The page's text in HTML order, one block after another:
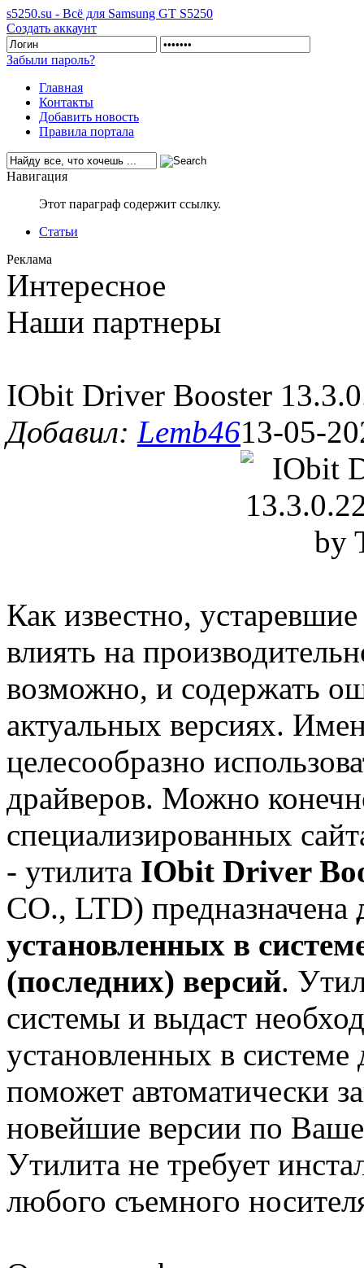
s5250.su - Всё для Samsung GT S5250
Создать аккаунт
Забыли пароль?
Главная
Контакты
Добавить новость
Правила портала
Навигация
Этот параграф содержит ссылку.
Статьи
Реклама
Интересное
Наши партнеры
IObit Driver Booster
Добавил: Lemb4613-05-
Как известно,
влиять на
возможно, и содержать
актуальных версиях.
целесообразно
драйверов. Можно
специализированных
- утилита IObit Driver
CO., LTD) предназначена
установленных в
(последних) версий.
системы и выдаст
установленных в системе
поможет автоматически
новейшие версии по
Утилита не требует
любого съемного